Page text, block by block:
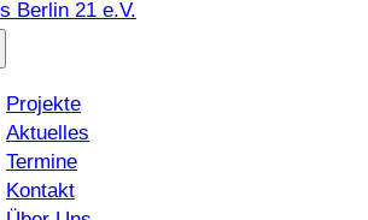
Projekte
Aktuelles
Termine
Kontakt